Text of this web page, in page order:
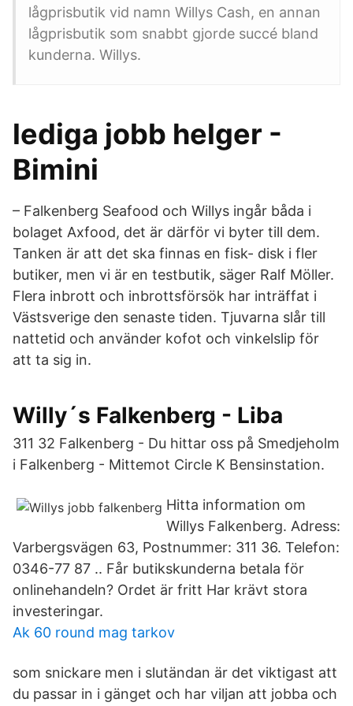
lågprisbutik vid namn Willys Cash, en annan
lågprisbutik som snabbt gjorde succé bland
kunderna. Willys.
lediga jobb helger -
Bimini
– Falkenberg Seafood och Willys ingår båda i
bolaget Axfood, det är därför vi byter till dem.
Tanken är att det ska finnas en fisk- disk i fler
butiker, men vi är en testbutik, säger Ralf Möller.
Flera inbrott och inbrottsförsök har inträffat i
Västsverige den senaste tiden. Tjuvarna slår till
nattetid och använder kofot och vinkelslip för
att ta sig in.
Willy´s Falkenberg - Liba
311 32 Falkenberg - Du hittar oss på Smedjeholm
i Falkenberg - Mittemot Circle K Bensinstation.
Hitta information om
Willys Falkenberg. Adress:
Varbergsvägen 63, Postnummer: 311 36. Telefon:
0346-77 87 .. Får butikskunderna betala för
onlinehandeln? Ordet är fritt Har krävt stora
investeringar.
Ak 60 round mag tarkov
som snickare men i slutändan är det viktigast att
du passar in i gänget och har viljan att jobba och